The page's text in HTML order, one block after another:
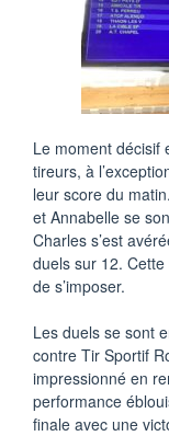
Le moment décisif
tireurs, à
leur score du
et Annabelle se
Charles s’est
duels sur 12.
de s’imposer.
Les duels se sont
contre Tir Sportif
impressionné en
performance
finale avec une